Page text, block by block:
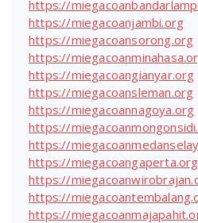
https://
https://miegacoanjambi.org
https://miegacoansorong.org
https://
https://miegacoangianyar.org
https://miegacoansleman.org
https://miegacoannagoya.org
https://
https://
https://miegacoangaperta.org
https://
https://
https://